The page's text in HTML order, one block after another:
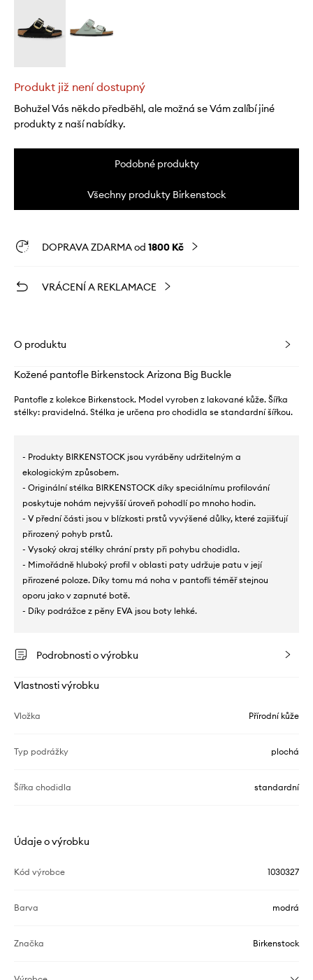
Produkt již není dostupný
Bohužel Vás někdo předběhl, ale možná se Vám zalíbí jiné
produkty z naší nabídky.
Podobné produkty
Všechny produkty Birkenstock
DOPRAVA ZDARMA od 1800 Kč
VRÁCENÍ A REKLAMACE
O produktu
Kožené pantofle Birkenstock Arizona Big Buckle
Pantofle z kolekce Birkenstock. Model vyroben z lakované kůže. Šířka
stélky: pravidelná. Stélka je určena pro chodidla se standardní šířkou.
- Produkty BIRKENSTOCK jsou vyráběny udržitelným a
ekologickým způsobem.
- Originální stélka BIRKENSTOCK díky speciálnímu profilování
poskytuje nohám nejvyšší úroveň pohodlí po mnoho hodin.
- V přední části jsou v blízkosti prstů vyvýšené důlky, které zajišťují
přirozený pohyb prstů.
- Vysoký okraj stélky chrání prsty při pohybu chodidla.
- Mimořádně hluboký profil v oblasti paty udržuje patu v její
přirozené poloze. Díky tomu má noha v pantofli téměř stejnou
oporu jako v zapnuté botě.
- Díky podrážce z pěny EVA jsou boty lehké.
Podrobnosti o výrobku
Vlastnosti výrobku
Vložka Přírodní kůže
Typ podrážky plochá
Šířka chodidla standardní
Údaje o výrobku
Kód výrobce 1030327
Barva modrá
Značka Birkenstock